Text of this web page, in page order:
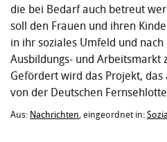
die bei Bedarf auch betreut
soll den Frauen und ihren
in ihr soziales Umfeld und
Ausbildungs- und Arbeitsmarkt
Gefördert wird das Projekt, das
von der Deutschen
Aus: Nachrichten , eingeordnet in: